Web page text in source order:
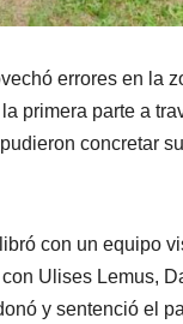
errores en la
primera parte a
concretar
con un equipo
Ulises Lemus,
y sentenció el